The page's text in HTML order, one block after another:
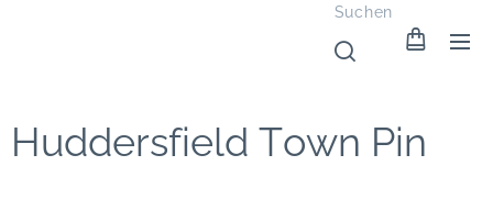
Suchen
Huddersfield Town Pin